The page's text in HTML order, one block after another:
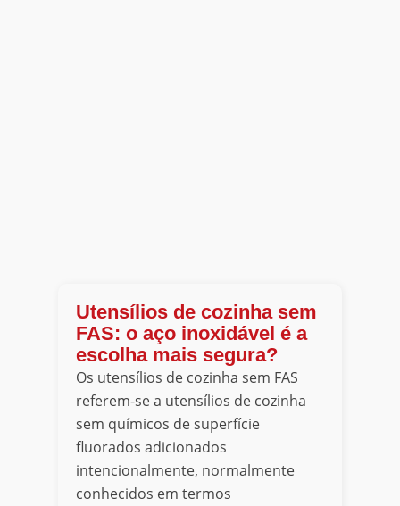
Utensílios de cozinha sem
FAS: o aço inoxidável é a
escolha mais segura?
Os utensílios de cozinha sem FAS
referem-se a utensílios de cozinha
sem químicos de superfície
fluorados adicionados
intencionalmente, normalmente
conhecidos em termos